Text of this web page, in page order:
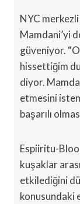
NYC
Mamdani’yi
güveniyor.
hissettiğim
diyor.
etmesini
başarılı
Espiiritu-
kuşaklar
etkilediğini
konusundaki